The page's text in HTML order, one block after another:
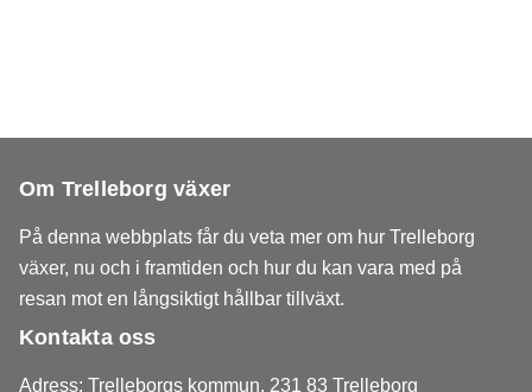
Om Trelleborg växer
På denna webbplats får du veta mer om hur Trelleborg
växer, nu och i framtiden och hur du kan vara med på
resan mot en långsiktigt hållbar tillväxt.
Kontakta oss
Adress: Trelleborgs kommun, 231 83 Trelleborg